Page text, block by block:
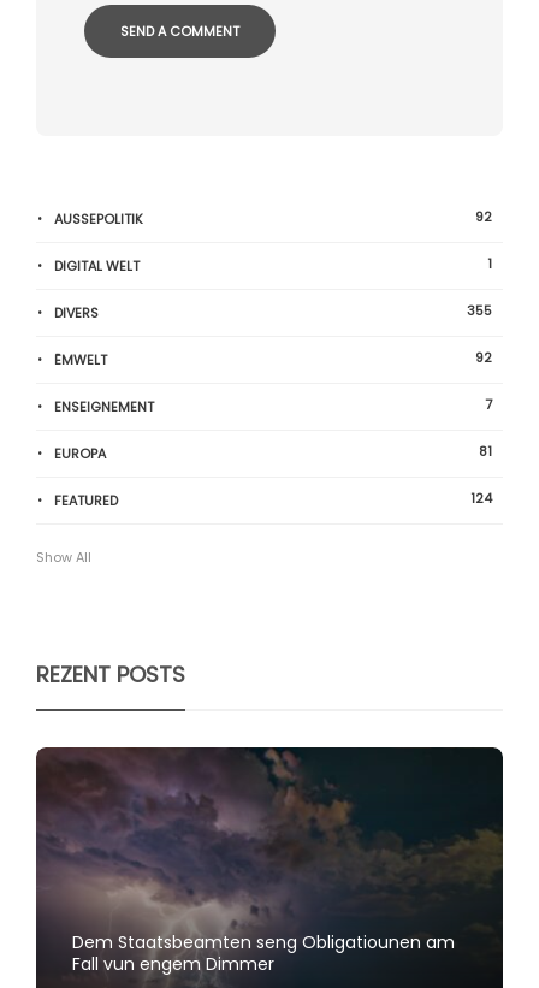
AUSSEPOLITIK 92
DIGITAL WELT 1
DIVERS 355
ËMWELT 92
ENSEIGNEMENT 7
EUROPA 81
FEATURED 124
Show All
REZENT POSTS
Dem Staatsbeamten seng Obligatiounen am
Fall vun engem Dimmer